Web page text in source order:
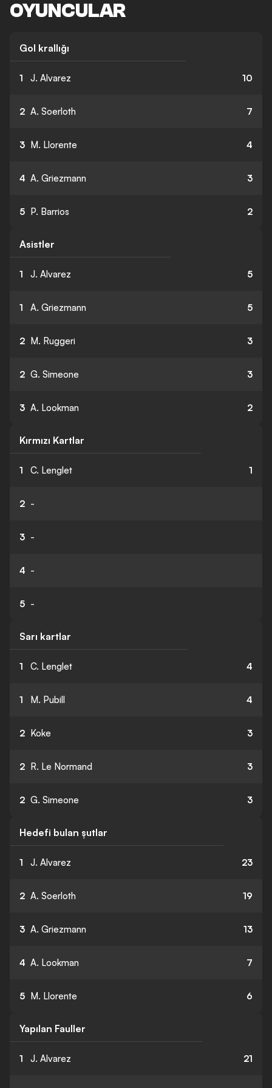
OYUNCULAR
Gol krallığı
1 J. Alvarez 10
2 A. Soerloth 7
3 M. Llorente 4
4 A. Griezmann 3
5 P. Barrios 2
Asistler
1 J. Alvarez 5
1 A. Griezmann 5
2 M. Ruggeri 3
2 G. Simeone 3
3 A. Lookman 2
Kırmızı Kartlar
1 C. Lenglet 1
2 -
3 -
4 -
5 -
Sarı kartlar
1 C. Lenglet 4
1 M. Pubill 4
2 Koke 3
2 R. Le Normand 3
2 G. Simeone 3
Hedefi bulan şutlar
1 J. Alvarez 23
2 A. Soerloth 19
3 A. Griezmann 13
4 A. Lookman 7
5 M. Llorente 6
Yapılan Fauller
1 J. Alvarez 21